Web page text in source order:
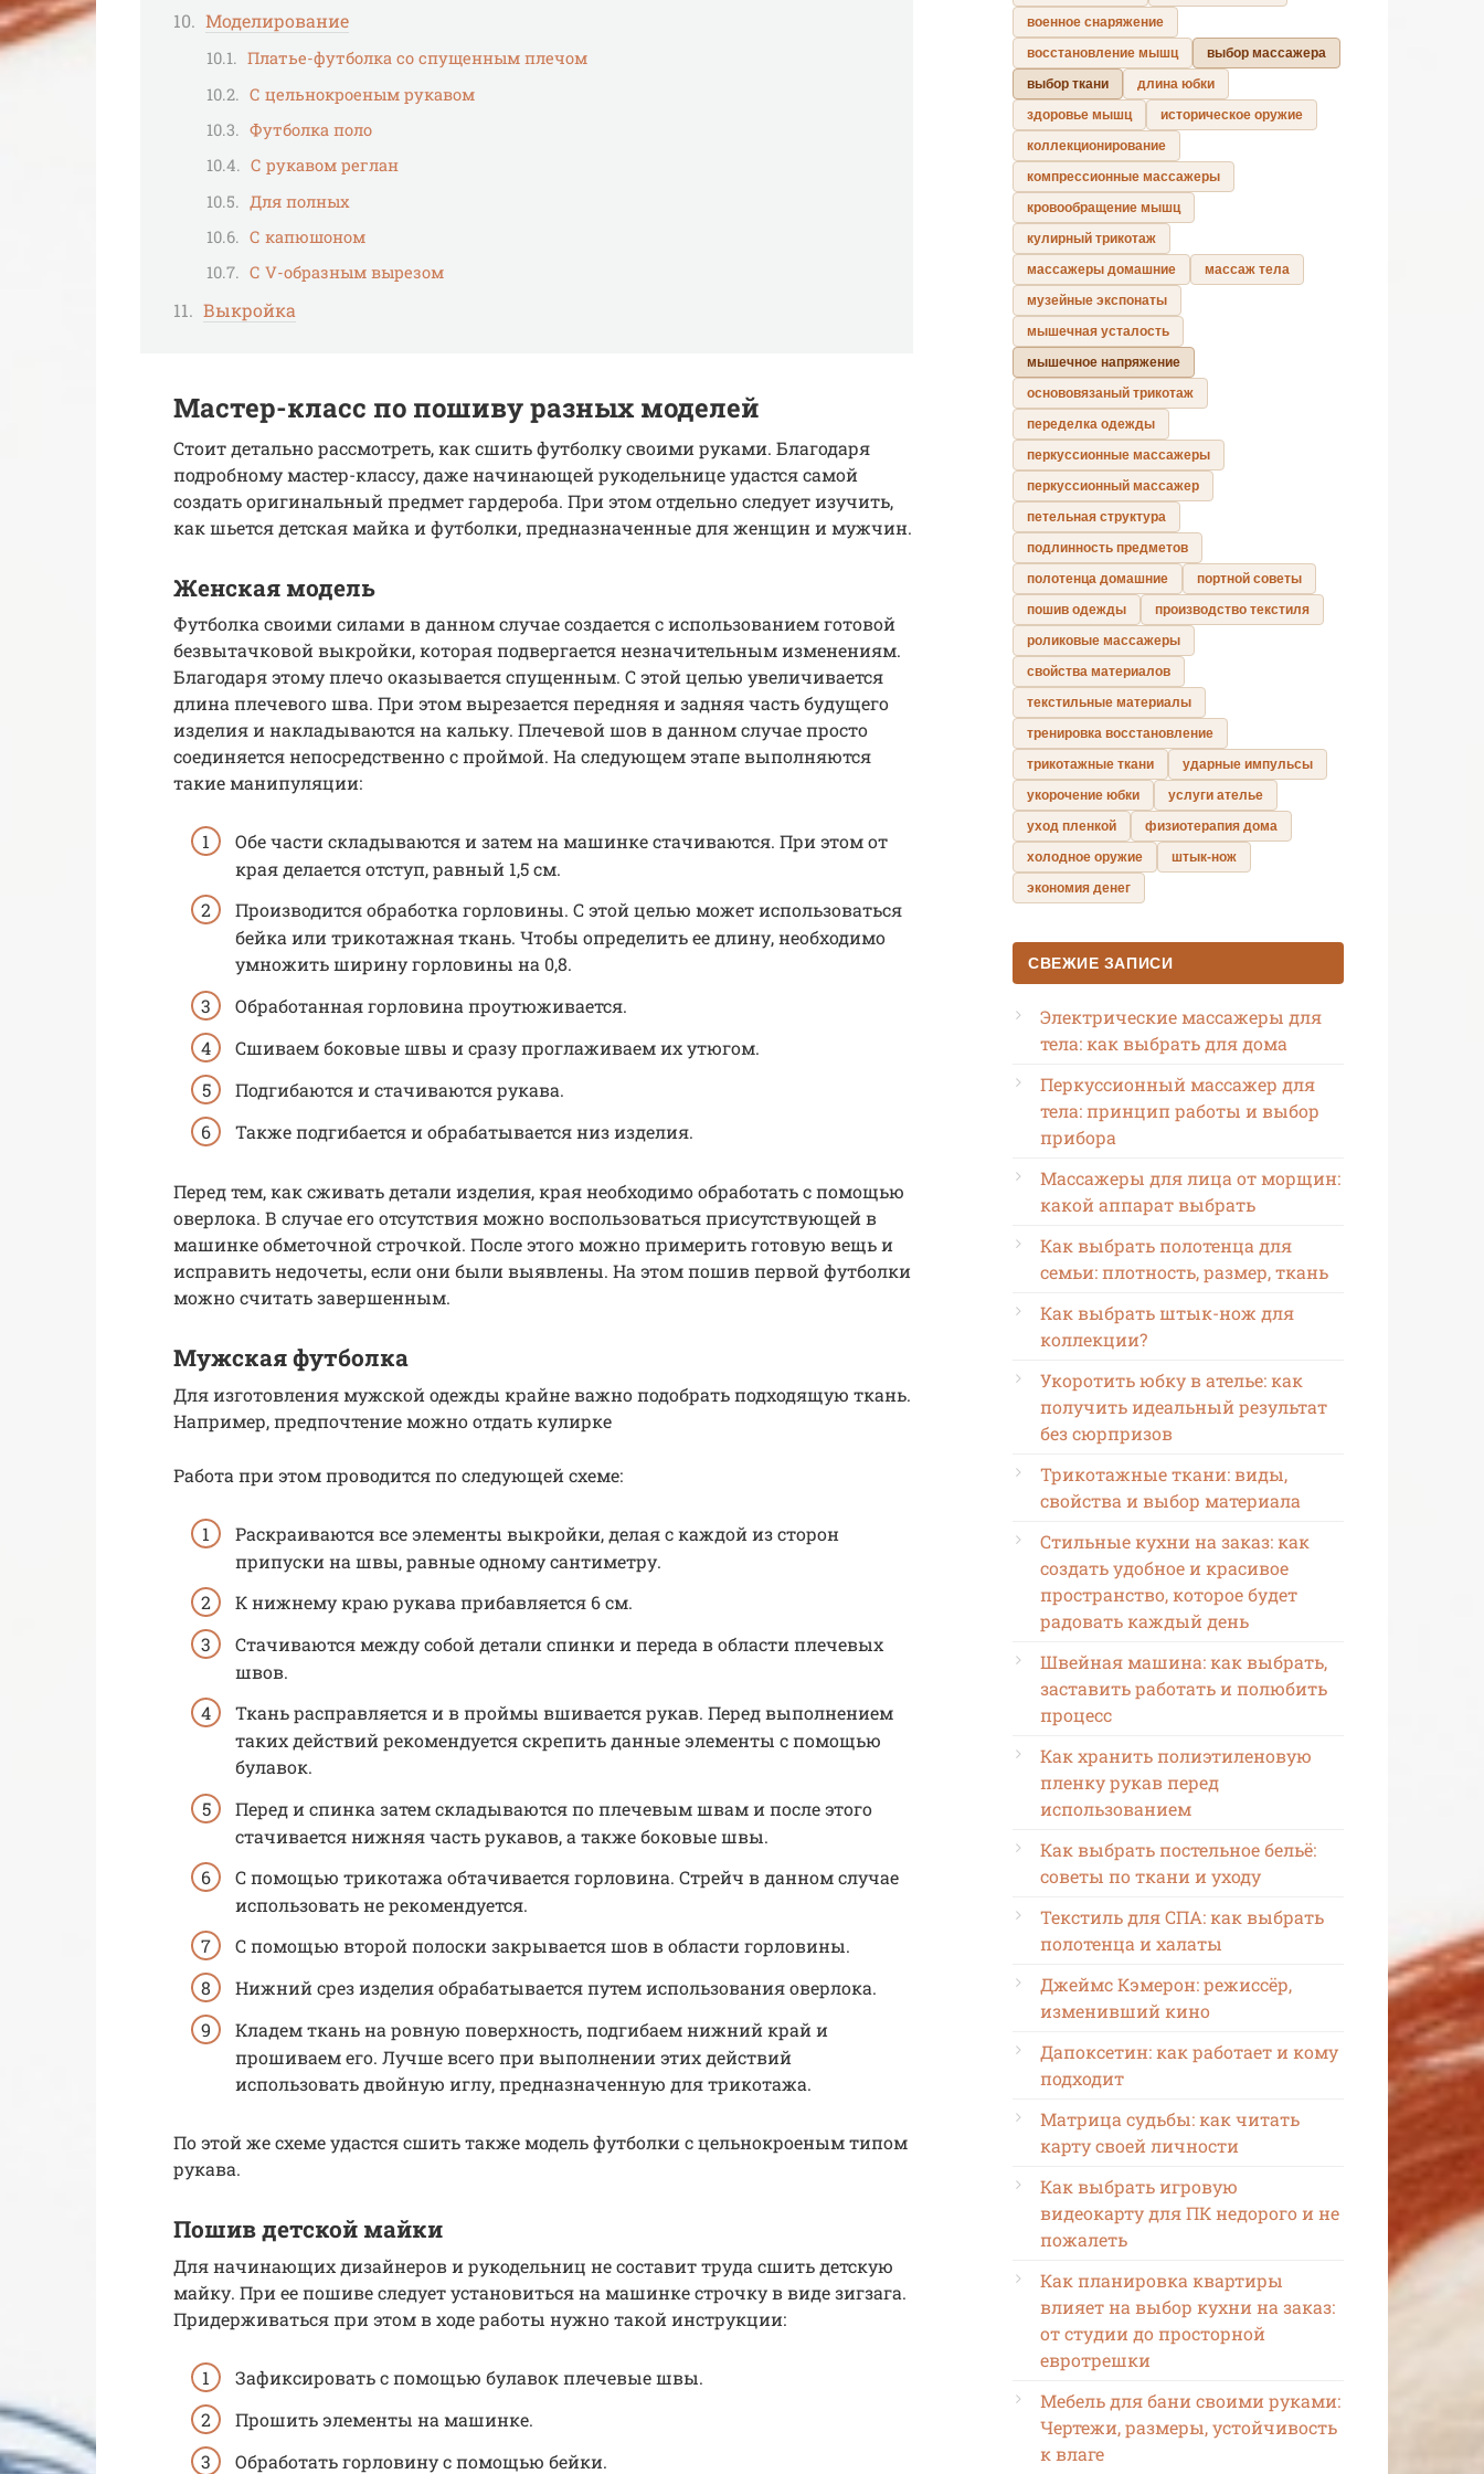
Моделирование
Платье-футболка со спущенным плечом
С цельнокроеным рукавом
Футболка поло
С рукавом реглан
Для полных
С капюшоном
С V-образным вырезом
Выкройка
Мастер-класс по пошиву разных моделей
Стоит детально рассмотреть, как сшить футболку своими руками. Благодаря
подробному мастер-классу, даже начинающей рукодельнице удастся самой
создать оригинальный предмет гардероба. При этом отдельно следует изучить,
как шьется детская майка и футболки, предназначенные для женщин и мужчин.
Женская модель
Футболка своими силами в данном случае создается с использованием готовой
безвытачковой выкройки, которая подвергается незначительным изменениям.
Благодаря этому плечо оказывается спущенным. С этой целью увеличивается
длина плечевого шва. При этом вырезается передняя и задняя часть будущего
изделия и накладываются на кальку. Плечевой шов в данном случае просто
соединяется непосредственно с проймой. На следующем этапе выполняются
такие манипуляции:
Обе части складываются и затем на машинке стачиваются. При этом от
края делается отступ, равный 1,5 см.
Производится обработка горловины. С этой целью может использоваться
бейка или трикотажная ткань. Чтобы определить ее длину, необходимо
умножить ширину горловины на 0,8.
Обработанная горловина проутюживается.
Сшиваем боковые швы и сразу проглаживаем их утюгом.
Подгибаются и стачиваются рукава.
Также подгибается и обрабатывается низ изделия.
Перед тем, как сживать детали изделия, края необходимо обработать с помощью
оверлока. В случае его отсутствия можно воспользоваться присутствующей в
машинке обметочной строчкой. После этого можно примерить готовую вещь и
исправить недочеты, если они были выявлены. На этом пошив первой футболки
можно считать завершенным.
Мужская футболка
Для изготовления мужской одежды крайне важно подобрать подходящую ткань.
Например, предпочтение можно отдать кулирке
Работа при этом проводится по следующей схеме:
Раскраиваются все элементы выкройки, делая с каждой из сторон
припуски на швы, равные одному сантиметру.
К нижнему краю рукава прибавляется 6 см.
Стачиваются между собой детали спинки и переда в области плечевых
швов.
Ткань расправляется и в проймы вшивается рукав. Перед выполнением
таких действий рекомендуется скрепить данные элементы с помощью
булавок.
Перед и спинка затем складываются по плечевым швам и после этого
стачивается нижняя часть рукавов, а также боковые швы.
С помощью трикотажа обтачивается горловина. Стрейч в данном случае
использовать не рекомендуется.
С помощью второй полоски закрывается шов в области горловины.
Нижний срез изделия обрабатывается путем использования оверлока.
Кладем ткань на ровную поверхность, подгибаем нижний край и
прошиваем его. Лучше всего при выполнении этих действий
использовать двойную иглу, предназначенную для трикотажа.
По этой же схеме удастся сшить также модель футболки с цельнокроеным типом
рукава.
Пошив детской майки
Для начинающих дизайнеров и рукодельниц не составит труда сшить детскую
майку. При ее пошиве следует установиться на машинке строчку в виде зигзага.
Придерживаться при этом в ходе работы нужно такой инструкции:
Зафиксировать с помощью булавок плечевые швы.
Прошить элементы на машинке.
Обработать горловину с помощью бейки.
военное снаряжение
восстановление мышц
выбор массажера
выбор ткани
длина юбки
здоровье мышц
историческое оружие
коллекционирование
компрессионные массажеры
кровообращение мышц
кулирный трикотаж
массажеры домашние
массаж тела
музейные экспонаты
мышечная усталость
мышечное напряжение
основовязаный трикотаж
переделка одежды
перкуссионные массажеры
перкуссионный массажер
петельная структура
подлинность предметов
полотенца домашние
портной советы
пошив одежды
производство текстиля
роликовые массажеры
свойства материалов
текстильные материалы
тренировка восстановление
трикотажные ткани
ударные импульсы
укорочение юбки
услуги ателье
уход пленкой
физиотерапия дома
холодное оружие
штык-нож
экономия денег
СВЕЖИЕ ЗАПИСИ
Электрические массажеры для
тела: как выбрать для дома
Перкуссионный массажер для
тела: принцип работы и выбор
прибора
Массажеры для лица от морщин:
какой аппарат выбрать
Как выбрать полотенца для
семьи: плотность, размер, ткань
Как выбрать штык-нож для
коллекции?
Укоротить юбку в ателье: как
получить идеальный результат
без сюрпризов
Трикотажные ткани: виды,
свойства и выбор материала
Стильные кухни на заказ: как
создать удобное и красивое
пространство, которое будет
радовать каждый день
Швейная машина: как выбрать,
заставить работать и полюбить
процесс
Как хранить полиэтиленовую
пленку рукав перед
использованием
Как выбрать постельное бельё:
советы по ткани и уходу
Текстиль для СПА: как выбрать
полотенца и халаты
Джеймс Кэмерон: режиссёр,
изменивший кино
Дапоксетин: как работает и кому
подходит
Матрица судьбы: как читать
карту своей личности
Как выбрать игровую
видеокарту для ПК недорого и не
пожалеть
Как планировка квартиры
влияет на выбор кухни на заказ:
от студии до просторной
евротрешки
Мебель для бани своими руками:
Чертежи, размеры, устойчивость
к влаге